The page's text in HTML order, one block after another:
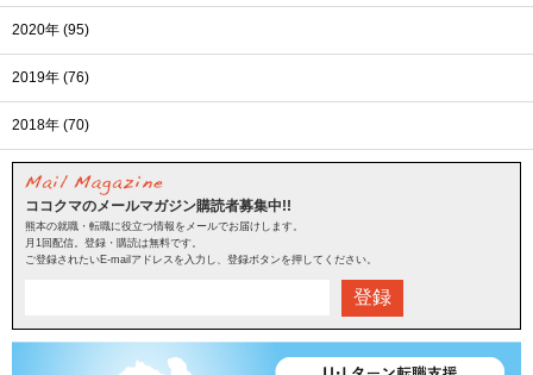
2020年 (95)
2019年 (76)
2018年 (70)
ココクマのメールマガジン購読者募集中!!
熊本の就職・転職に役立つ情報をメールでお届けします。
月1回配信。登録・購読は無料です。
ご登録されたいE-mailアドレスを入力し、登録ボタンを押してください。
登録